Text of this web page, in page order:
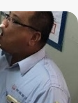
吃完腐壞的食物亦未
善，此後鄭大哥皆配
每日花兩小時爬山健
當初發覺有異恙時，
果竟是癌症，97年在
食衣住行都有困難，
問題，甚至有話也無